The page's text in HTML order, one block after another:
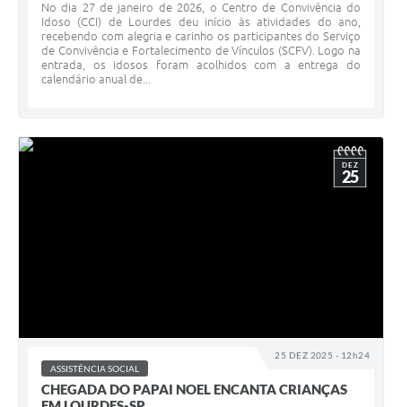
No dia 27 de janeiro de 2026, o Centro de Convivência do
Idoso (CCI) de Lourdes deu início às atividades do ano,
recebendo com alegria e carinho os participantes do Serviço
de Convivência e Fortalecimento de Vínculos (SCFV). Logo na
entrada, os idosos foram acolhidos com a entrega do
calendário anual de...
25 DEZ 2025 - 12h24
DEZ
25
ASSISTÊNCIA SOCIAL
CHEGADA DO PAPAI NOEL ENCANTA CRIANÇAS